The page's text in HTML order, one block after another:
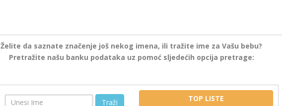
Želite da saznate značenje još nekog imena, ili tražite ime za Vašu bebu?
Pretražite našu banku podataka uz pomoć sljedećih opcija pretrage:
Traži TOP LISTE